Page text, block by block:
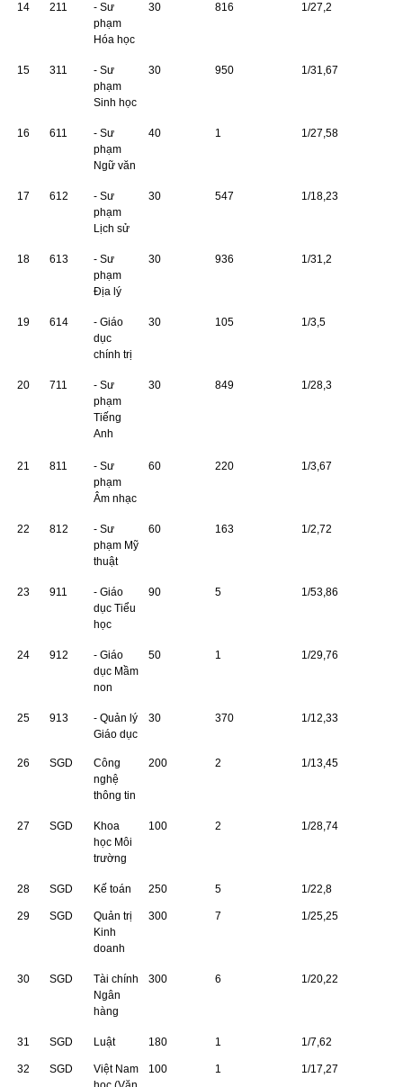
14 211
- Sư
phạm
Hóa học
30 816 1/27,2
15 311
- Sư
phạm
Sinh học
30 950 1/31,67
16 611
- Sư
phạm
Ngữ văn
40 1 1/27,58
17 612
- Sư
phạm
Lịch sử
30 547 1/18,23
18 613
- Sư
phạm
Ðịa lý
30 936 1/31,2
19 614
- Giáo
dục
chính trị
30 105 1/3,5
20 711
- Sư
phạm
Tiếng
Anh
30 849 1/28,3
21 811
- Sư
phạm
Âm nhạc
60 220 1/3,67
22 812
- Sư
phạm Mỹ
thuật
60 163 1/2,72
23 911
- Giáo
dục Tiểu
học
90 5 1/53,86
24 912
- Giáo
dục Mầm
non
50 1 1/29,76
25 913
- Quản lý
Giáo dục
30 370 1/12,33
26 SGD
Công
nghệ
thông tin
200 2 1/13,45
27 SGD
Khoa
học Môi
trường
100 2 1/28,74
28 SGD Kế toán 250 5 1/22,8
29 SGD
Quản trị
Kinh
doanh
300 7 1/25,25
30 SGD
Tài chính
Ngân
hàng
300 6 1/20,22
31 SGD Luật 180 1 1/7,62
32 SGD
Việt Nam
100 1 1/17,27